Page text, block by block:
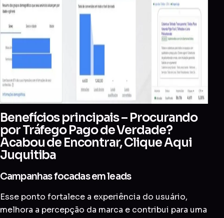
Benefícios principais – Procurando
por Tráfego Pago de Verdade?
Acabou de Encontrar, Clique Aqui
Juquitiba
Campanhas focadas em leads
Esse ponto fortalece a experiência do usuário,
melhora a percepção da marca e contribui para uma